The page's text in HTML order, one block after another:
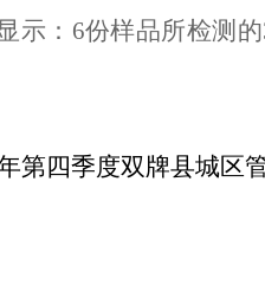
示： 6份样品所检测
第四季度双牌县城区